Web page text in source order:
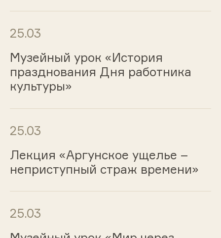
25.03
Музейный урок «История
празднования Дня работника
культуры»
25.03
Лекция «Аргунское ущелье –
неприступный страж времени»
25.03